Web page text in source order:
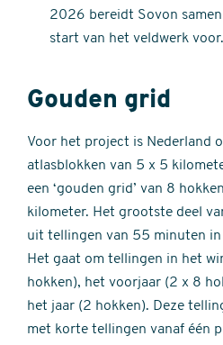
2026 bereidt Sovon
start van het veldwerk voor.
Gouden grid
Voor het project is Nederland
atlasblokken van 5 x 5
een ‘gouden grid’ van 8
kilometer. Het grootste deel
uit tellingen van 55 minuten
Het gaat om tellingen in het
hokken), het voorjaar (2 x 8
het jaar (2 hokken). Deze
met korte tellingen vanaf één